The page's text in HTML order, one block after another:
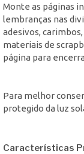
Monte as páginas
lembranças nas
adesivos,
materiais de
página para
Para melhor
protegido da luz
Características